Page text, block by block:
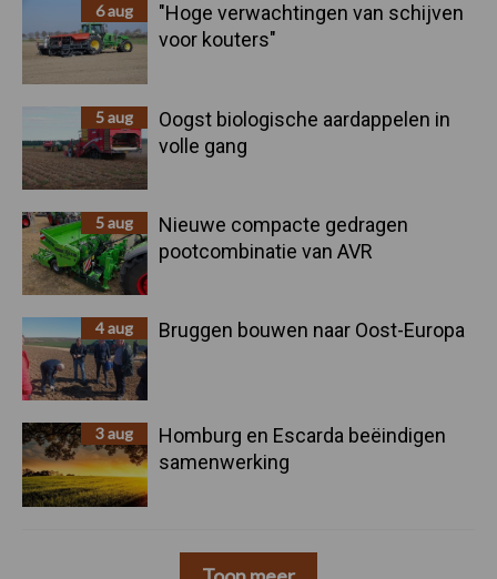
6 aug
"Hoge verwachtingen van schijven
voor kouters"
5 aug
Oogst biologische aardappelen in
volle gang
5 aug
Nieuwe compacte gedragen
pootcombinatie van AVR
4 aug Bruggen bouwen naar Oost-Europa
3 aug
Homburg en Escarda beëindigen
samenwerking